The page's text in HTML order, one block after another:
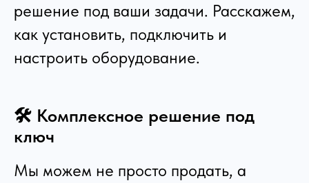
решение под ваши задачи. Расскажем,
как установить, подключить и
настроить оборудование.
🛠️ Комплексное решение под
ключ
Мы можем не просто продать, а